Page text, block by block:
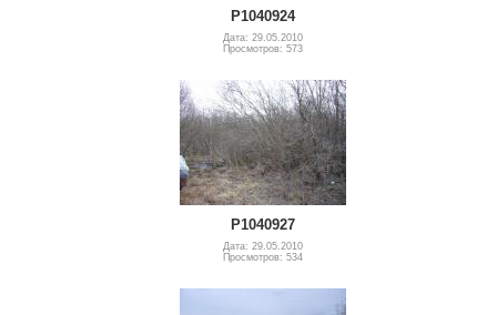
P1040924
Дата: 29.05.2010
Просмотров: 573
P1040927
Дата: 29.05.2010
Просмотров: 534